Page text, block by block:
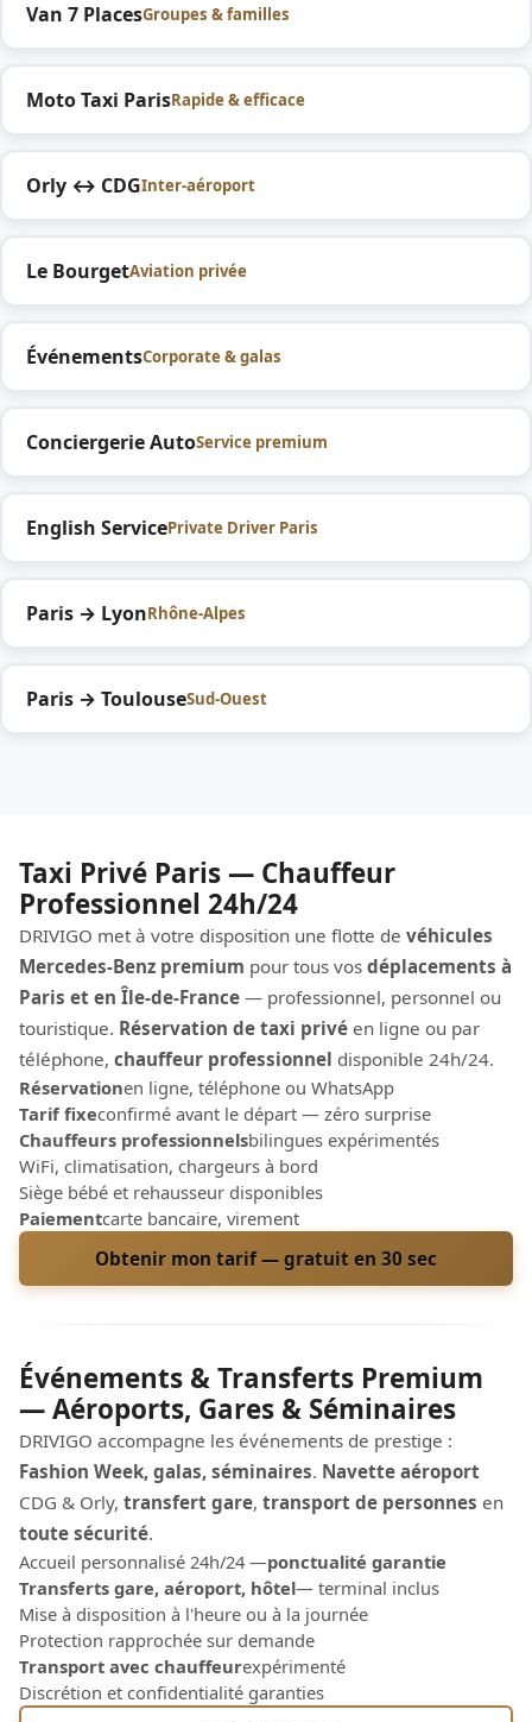
Van 7 PlacesGroupes & familles
Moto Taxi ParisRapide & efficace
Orly ↔ CDGInter-aéroport
Le BourgetAviation privée
ÉvénementsCorporate & galas
Conciergerie AutoService premium
English ServicePrivate Driver Paris
Paris → LyonRhône-Alpes
Paris → ToulouseSud-Ouest
Taxi Privé Paris — Chauffeur
Professionnel 24h/24
DRIVIGO met à votre disposition une flotte de véhicules
Mercedes-Benz premium pour tous vos déplacements à
Paris et en Île-de-France — professionnel, personnel ou
touristique. Réservation de taxi privé en ligne ou par
téléphone, chauffeur professionnel disponible 24h/24.
Réservationen ligne, téléphone ou WhatsApp
Tarif fixeconfirmé avant le départ — zéro surprise
Chauffeurs professionnelsbilingues expérimentés
WiFi, climatisation, chargeurs à bord
Siège bébé et rehausseur disponibles
Paiementcarte bancaire, virement
Obtenir mon tarif — gratuit en 30 sec
Événements & Transferts Premium
— Aéroports, Gares & Séminaires
DRIVIGO accompagne les événements de prestige :
Fashion Week, galas, séminaires. Navette aéroport
CDG & Orly, transfert gare, transport de personnes en
toute sécurité.
Accueil personnalisé 24h/24 —ponctualité garantie
Transferts gare, aéroport, hôtel— terminal inclus
Mise à disposition à l'heure ou à la journée
Protection rapprochée sur demande
Transport avec chauffeurexpérimenté
Discrétion et confidentialité garanties